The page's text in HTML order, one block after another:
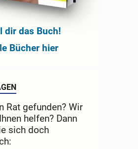
dir das Buch!
Bücher hier
Rat gefunden? Wir
helfen? Dann
sich doch